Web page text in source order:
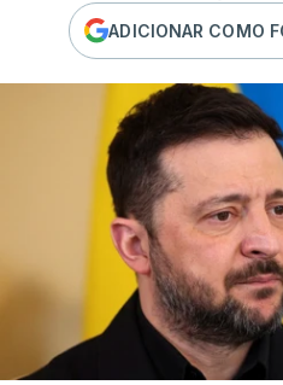
ADICIONAR COMO